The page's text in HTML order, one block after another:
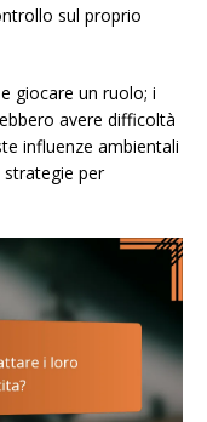
sul proprio
giocare un ruolo; i
avere difficoltà
influenze ambientali
per